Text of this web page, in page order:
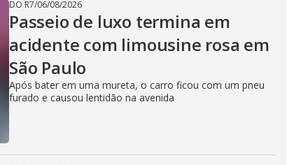
DO R7/06/08/2026
Passeio de luxo termina em
acidente com limousine rosa em
São Paulo
Após bater em uma mureta, o carro ficou com um pneu
furado e causou lentidão na avenida